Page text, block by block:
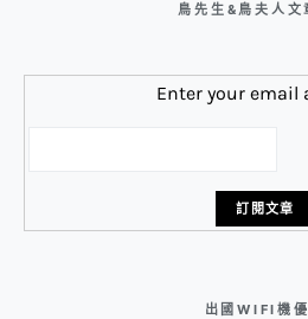
鳥先生&鳥夫人文
Enter your email
出國WIFI機